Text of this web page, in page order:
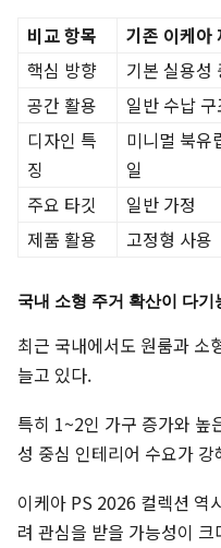
비교 항목 기존 이케아
핵심 방향
기본 실용성
공간 활용
일반 수납 구
디자인 특
징
미니멀 북유
일
주요 타깃
일반 가정
제품 활용
고정형 사용
국내 소형 주거 확산이 다
최근 국내에서도 원룸과 소
늘고 있다.
특히 1~2인 가구 증가와 높
성 중심 인테리어 수요가
이케아 PS 2026 컬렉션 역
려 관심을 받을 가능성이 크